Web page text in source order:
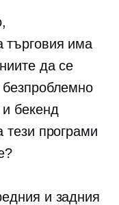
търговия има
да се
бекенд
тези програми
и задния